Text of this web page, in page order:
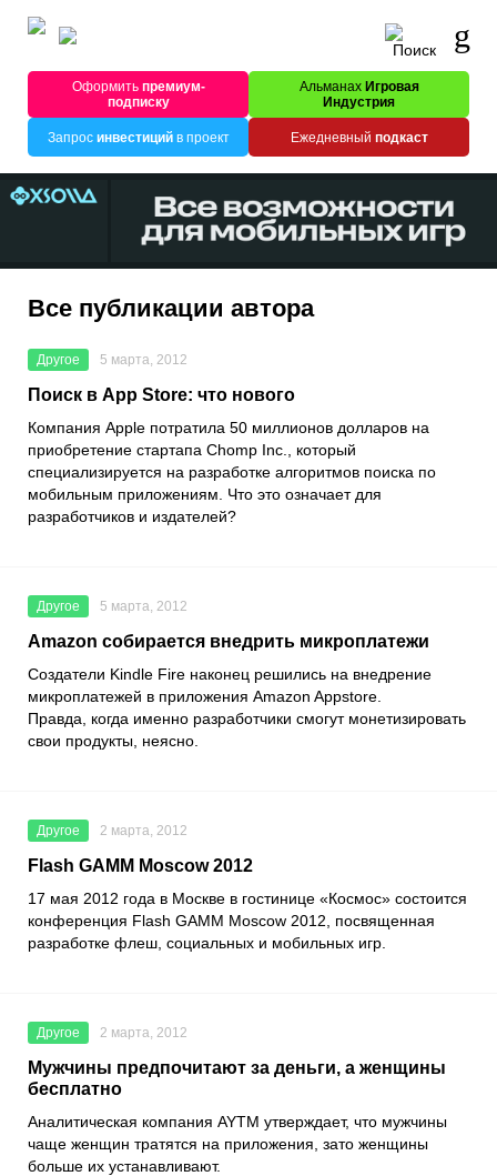
Оформитьпремиум-
подписку
Альманах Игровая
Индустрия
Запрос инвестицийв проект Ежедневный подкаст
Все публикации автора
Другое 5 марта, 2012
Поиск в App Store: что нового
Компания Apple потратила 50 миллионов долларов на
приобретение стартапа Chomp Inc., который
специализируется на разработке алгоритмов поиска по
мобильным приложениям. Что это означает для
разработчиков и издателей?
Другое 5 марта, 2012
Amazon собирается внедрить микроплатежи
Создатели Kindle Fire наконец решились на внедрение
микроплатежей в приложения Amazon Appstore.
Правда, когда именно разработчики смогут монетизировать
свои продукты, неясно.
Другое 2 марта, 2012
Flash GAMM Moscow 2012
17 мая 2012 года в Москве в гостинице «Космос» состоится
конференция Flash GAMM Moscow 2012, посвященная
разработке флеш, социальных и мобильных игр.
Другое 2 марта, 2012
Мужчины предпочитают за деньги, а женщины
бесплатно
Аналитическая компания AYTM утверждает, что мужчины
чаще женщин тратятся на приложения, зато женщины
больше их устанавливают.